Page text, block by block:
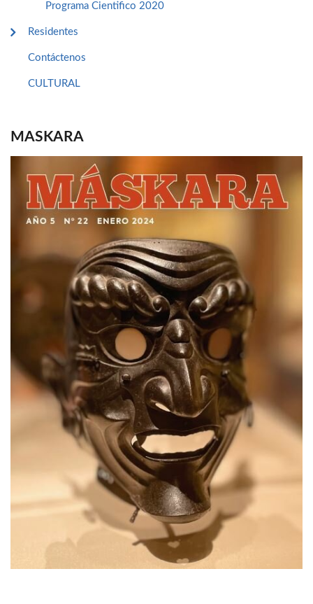
Programa Cientifico 2020
Residentes
Contáctenos
CULTURAL
MASKARA